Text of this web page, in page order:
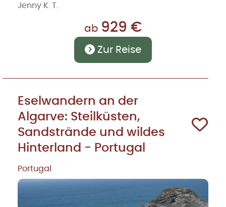
Jenny K. T.
ab 929 €
Zur Reise
Eselwandern an der
Algarve: Steilküsten,
Sandstrände und wildes
Hinterland - Portugal
Portugal